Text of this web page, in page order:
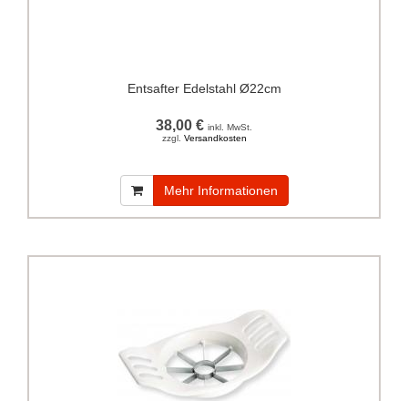
Entsafter Edelstahl Ø22cm
38,00 € inkl. MwSt.
zzgl. Versandkosten
Mehr Informationen